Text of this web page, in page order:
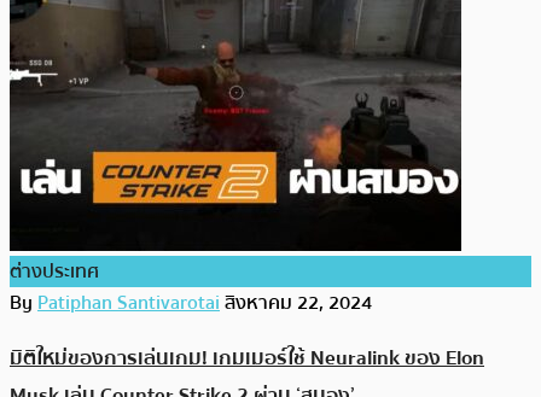
ต่างประเทศ
ByPatiphan Santivarotaiสิงหาคม 22, 2024
มิติใหม่ของการเล่นเกม! เกมเมอร์ใช้ Neuralink ของ Elon